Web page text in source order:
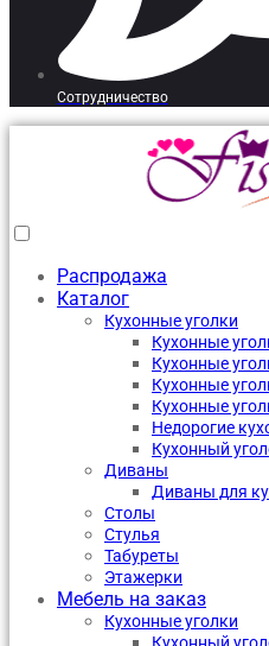
Сотрудничество
Распродажа
Каталог
Кухонные уголки
Кухонные
Кухонные
Кухонные
Кухонные
Недорогие
Кухонный
Диваны
Диваны для
Столы
Стулья
Табуреты
Этажерки
Мебель на заказ
Кухонные уголки